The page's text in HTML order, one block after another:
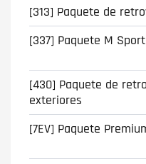
[313] Paquete de
[337] Paquete M Sport
[430] Paquete de
exteriores
[7EV] Paquete